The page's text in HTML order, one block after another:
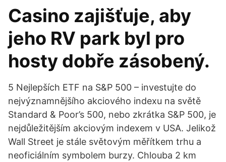
Casino zajišťuje, aby
jeho RV park byl pro
hosty dobře zásobený.
5 Nejlepších ETF na S&P 500 – investujte do
nejvýznamnějšího akciového indexu na světě
Standard & Poor’s 500, nebo zkrátka S&P 500, je
nejdůležitějším akciovým indexem v USA. Jelikož
Wall Street je stále světovým měřítkem trhu a
neoficiálním symbolem burzy. Chlouba 2 km